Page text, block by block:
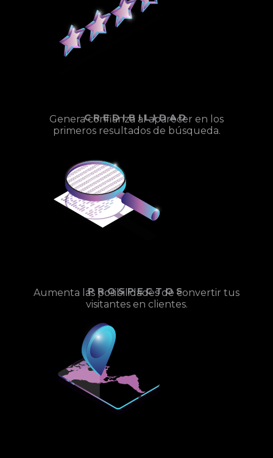
CREDIBILIDAD
Genera confianza al aparecer en los
primeros resultados de búsqueda.
PROSPECTOS
Aumenta las posibilidades de convertir tus
visitantes en clientes.